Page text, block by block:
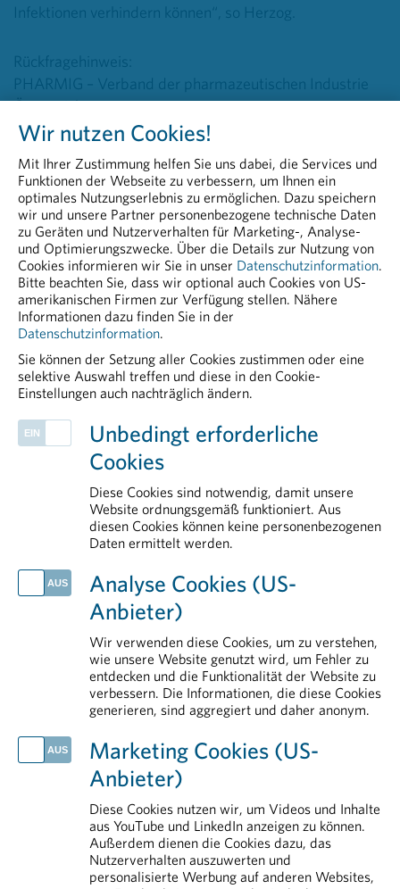
Infektionen verhindern können“, so Herzog.
Rückfragehinweis:
PHARMIG – Verband der pharmazeutischen Industrie
Österreichs
Head of Communications & PR
Tel. 01/40 60 290-20
peter.richter@pharmig.at
pharmig.at
20200313 Arzneimittelforschung gegen Corona.pdf
PDF - 133,39 KB
Positionen der pharmazeutischen Industrie zur Standortstärkung
Klinische Forschung
Arzneimittelzulassung
Public Affairs und Market Access
Arbeitsbereiche
EU will Arzneimittelproduktion in Europa stärken
Life Sciences in Österreich: Der Standort braucht Rückenwind
Medikamente kosten nicht nur, sondern schaffen vor allem Nutzen
PHARMIG info 1 2026
Europas klinische Forschung steht unter Druck
IM DETAIL
Forschung & Entwicklung
Pharmareferenten
Aus- und Weiterbildung
Erstattung von Arzneimitteln
Arzneimittelmarkt
Wir nutzen Cookies!
Mit Ihrer Zustimmung helfen Sie uns dabei, die Services und
Funktionen der Webseite zu verbessern, um Ihnen ein
optimales Nutzungserlebnis zu ermöglichen. Dazu speichern
wir und unsere Partner personenbezogene technische Daten
zu Geräten und Nutzerverhalten für Marketing-, Analyse-
und Optimierungszwecke. Über die Details zur Nutzung von
Cookies informieren wir Sie in unser Datenschutzinformation.
Bitte beachten Sie, dass wir optional auch Cookies von US-
amerikanischen Firmen zur Verfügung stellen. Nähere
Informationen dazu finden Sie in der
Datenschutzinformation.
Sie können der Setzung aller Cookies zustimmen oder eine
selektive Auswahl treffen und diese in den Cookie-
Einstellungen auch nachträglich ändern.
Unbedingt erforderliche
Cookies
Diese Cookies sind notwendig, damit unsere
Website ordnungsgemäß funktioniert. Aus
diesen Cookies können keine personenbezogenen
Daten ermittelt werden.
Analyse Cookies (US-
Anbieter)
Wir verwenden diese Cookies, um zu verstehen,
wie unsere Website genutzt wird, um Fehler zu
entdecken und die Funktionalität der Website zu
verbessern. Die Informationen, die diese Cookies
generieren, sind aggregiert und daher anonym.
Marketing Cookies (US-
Anbieter)
Diese Cookies nutzen wir, um Videos und Inhalte
aus YouTube und LinkedIn anzeigen zu können.
Außerdem dienen die Cookies dazu, das
Nutzerverhalten auszuwerten und
personalisierte Werbung auf anderen Websites,